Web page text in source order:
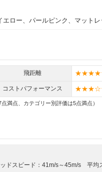
ロー、パールピンク、マットレ
飛距離
コストパフォーマンス
満点、カテゴリー別評価は5点満点）
スピード：41m/s～45m/s 平均